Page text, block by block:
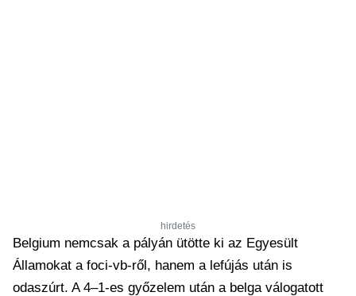
hirdetés
Belgium nemcsak a pályán ütötte ki az Egyesült
Államokat a foci-vb-ről, hanem a lefújás után is
odaszúrt. A 4–1-es győzelem után a belga válogatott